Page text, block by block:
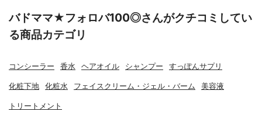
バドママ★フォロバ100◎さんがクチコミしてい
る商品カテゴリ
コンシーラー 香水 ヘアオイル シャンプー すっぽんサプリ
化粧下地 化粧水 フェイスクリーム・ジェル・バーム 美容液
トリートメント